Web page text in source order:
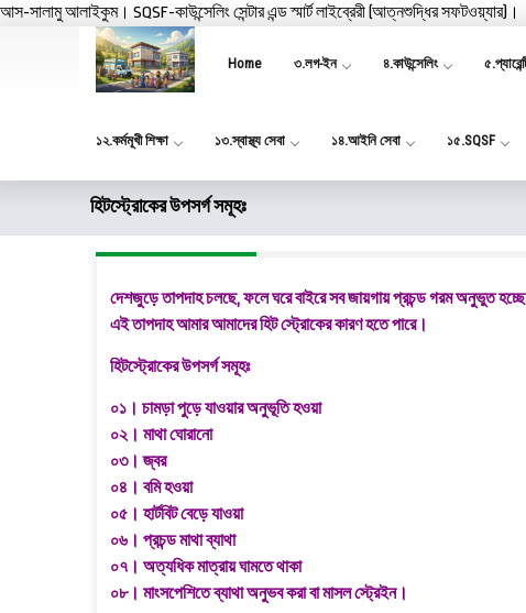
আস-সালামু আলাইকুম। SQSF-কাউন্সেলিং সেন্টার এন্ড স্মার্ট লাইব্রেরী (আত্নশুদ্ধির সফটওয়্যার)।
Home ৩.লগ-ইন ৪.কাউন্সেলিং
১২.কর্মমূখী শিক্ষা ১৩.স্বাস্থ্য সেবা ১৪.আইনি সেবা ১৫.SQSF
হিটস্ট্রোকের উপসর্গ সমূহঃ
দেশজুড়ে তাপদাহ চলছে, ফলে ঘরে বাইরে সব জায়গায় প্রচন্ড গরম অনুভুত
এই তাপদাহ আমার আমাদের হিট স্ট্রোকের কারণ হতে পারে।
হিটস্ট্রোকের উপসর্গ সমূহঃ
০১। চামড়া পুড়ে যাওয়ার অনুভূতি হওয়া
০২। মাথা ঘোরানো
০৩। জ্বর
০৪। বমি হওয়া
০৫। হার্টবিট বেড়ে যাওয়া
০৬। প্রচন্ড মাথা ব্যাথা
০৭। অত্যধিক মাত্রায় ঘামতে থাকা
০৮। মাংসপেশিতে ব্যাথা অনুভব করা বা মাসল স্ট্রেইন।